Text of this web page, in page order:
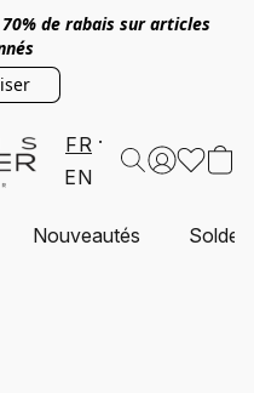
de rabais sur articles
FR
EN
Nouveautés Soldes